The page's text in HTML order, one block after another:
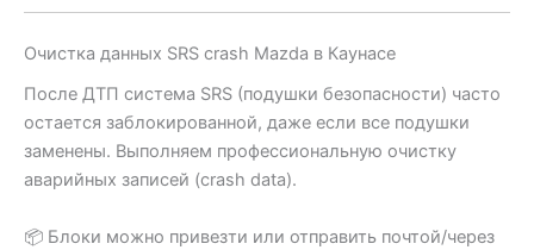
Очистка данных SRS crash Mazda в Каунасе
После ДТП система SRS (подушки безопасности) часто
остается заблокированной, даже если все подушки
заменены. Выполняем профессиональную очистку
аварийных записей (crash data).
📦 Блоки можно привезти или отправить почтой/через